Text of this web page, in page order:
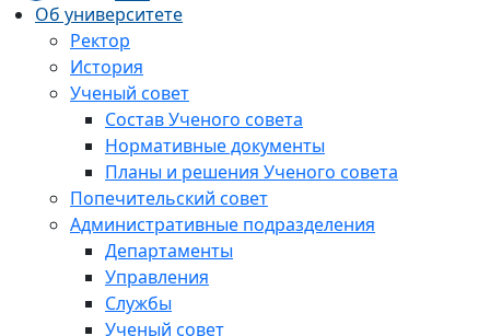
Об университете
Ректор
История
Ученый совет
Состав Ученого совета
Нормативные документы
Планы и решения Ученого совета
Попечительский совет
Административные подразделения
Департаменты
Управления
Службы
Ученый совет